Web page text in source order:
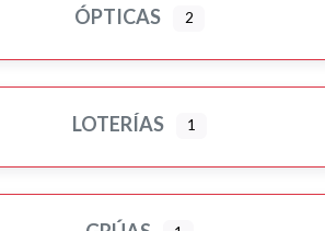
ÓPTICAS 2
LOTERÍAS 1